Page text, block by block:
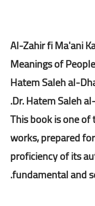
"Al-Zahir fi Ma'ani
Meanings of
Hatem Saleh al-
Dr. Hatem Saleh
This book is one
works, prepared
proficiency of its
fundamental and